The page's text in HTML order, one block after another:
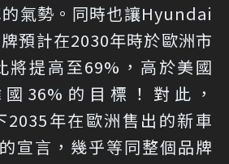
氣勢。同時也讓Hyundai
預計在2030年時於歐洲市
將提高至69%，高於美國
36%的目標！對此，
年在歐洲售出的新車
宣言，幾乎等同整個品牌